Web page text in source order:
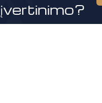
įvertinimo?